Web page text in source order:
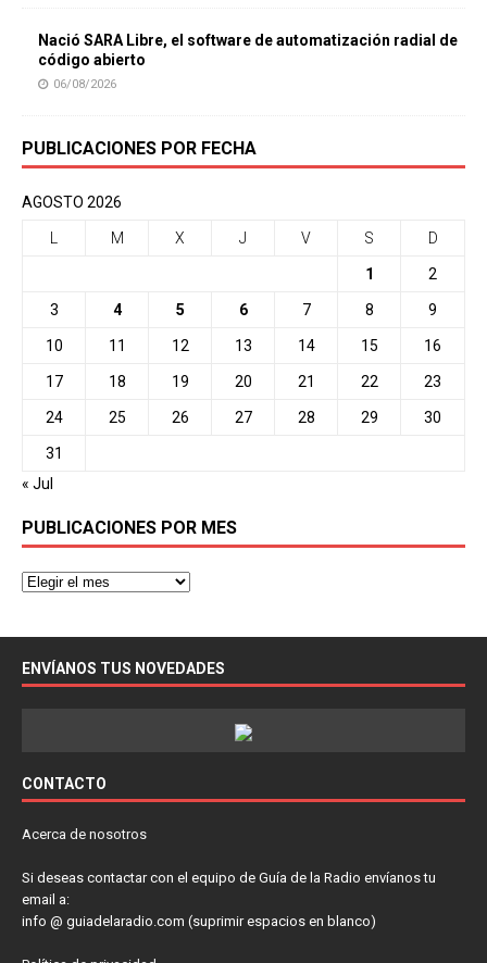
Nació SARA Libre, el software de automatización radial de
código abierto
06/08/2026
PUBLICACIONES POR FECHA
AGOSTO 2026
M X J V S D
1 2
3 4 5 6 7 8 9
10 11 12 13 14 15 16
17 18 19 20 21 22 23
24 25 26 27 28 29 30
31
« Jul
PUBLICACIONES POR MES
ENVÍANOS TUS NOVEDADES
CONTACTO
Acerca de nosotros
Si deseas contactar con el equipo de Guía de la Radio envíanos tu
email a:
info @ guiadelaradio.com (suprimir espacios en blanco)